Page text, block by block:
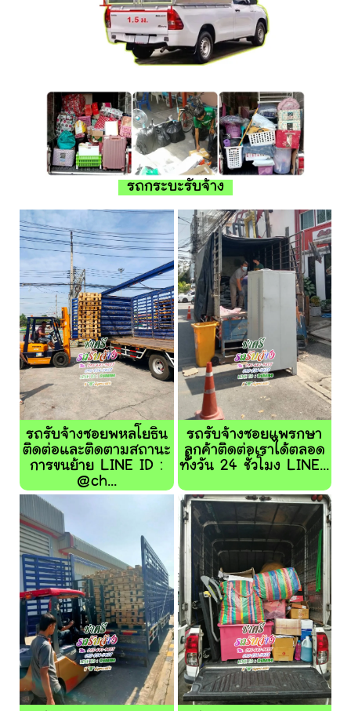
รถกระบะรับจ้าง
รถรับจ้างซอยพหลโยธิน
ติดต่อและติดตามสถานะ
การขนย้าย LINE ID :
@ch...
รถรับจ้างซอยแพรกษา
ลูกค้าติดต่อเราได้ตลอด
ทั้งวัน 24 ชั่วโมง LINE...